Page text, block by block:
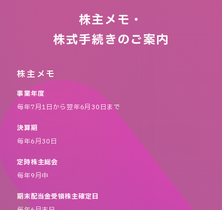
株主メモ・
株式手続きのご案内
株主メモ
事業年度
毎年7月1日から翌年6月30日まで
決算期
毎年6月30日
定時株主総会
毎年9月中
期末配当金受領株主確定日